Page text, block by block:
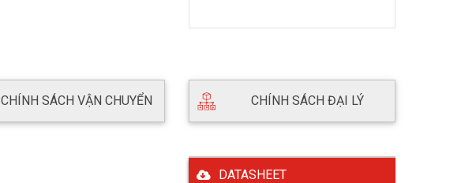
CHÍNH SÁCH VẬN CHUYỂN CHÍNH SÁCH ĐẠI LÝ
DATASHEET